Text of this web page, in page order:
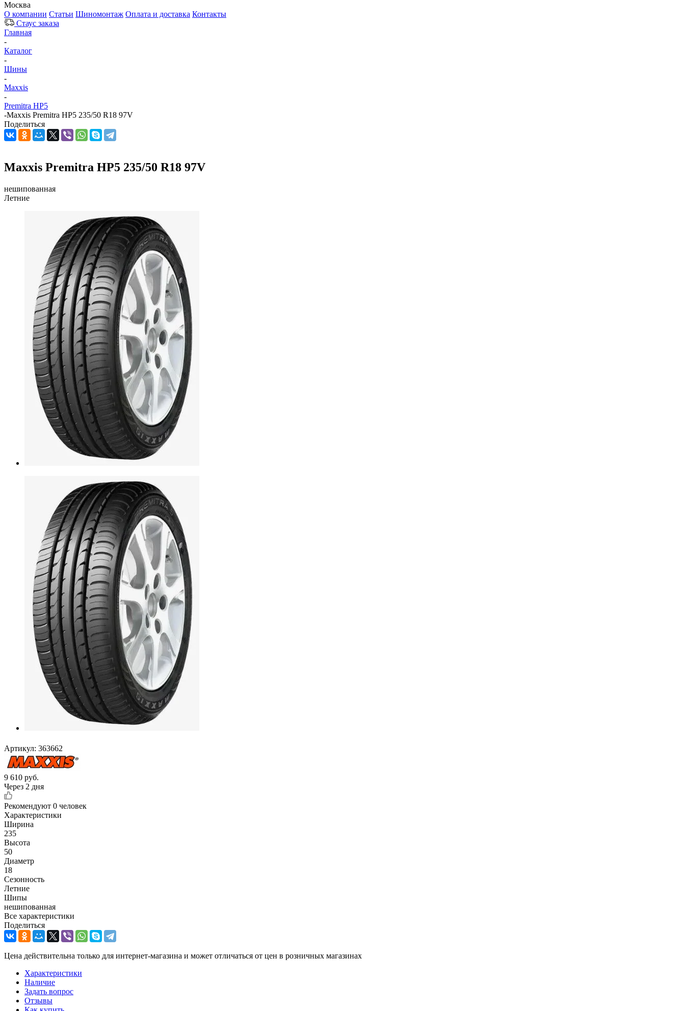
Москва
О компании Статьи Шиномонтаж Оплата и доставка Контакты
Стаус заказа
Главная
-
Каталог
-
Шины
-
Maxxis
-
Premitra HP5
-Maxxis Premitra HP5 235/50 R18 97V
Поделиться
Maxxis Premitra HP5 235/50 R18 97V
нешипованная
Летние
Артикул: 363662
9 610 руб.
Через 2 дня
Рекомендуют 0 человек
Характеристики
Ширина
235
Высота
50
Диаметр
18
Сезонность
Летние
Шипы
нешипованная
Все характеристики
Поделиться
Цена действительна только для интернет-магазина и может отличаться от цен в розничных магазинах
Характеристики
Наличие
Задать вопрос
Отзывы